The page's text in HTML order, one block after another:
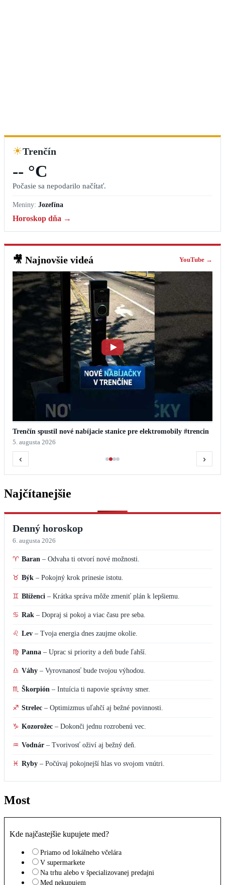
☀Trenčín
-- °C
Počasie sa nepodarilo načítať.
Meniny: Jozefína
Horoskop dňa →
🎥 Najnovšie videá YouTube →
Trenčín spustil nové nabíjacie stanice pre elektromobily #trencin
5. augusta 2026
‹ ›
Najčítanejšie
Denný horoskop
6. augusta 2026
♈ Baran – Odvaha ti otvorí nové možnosti.
♉ Býk – Pokojný krok prinesie istotu.
♊ Blíženci – Krátka správa môže zmeniť plán k lepšiemu.
♋ Rak – Dopraj si pokoj a viac času pre seba.
♌ Lev – Tvoja energia dnes zaujme okolie.
♍ Panna – Uprac si priority a deň bude ľahší.
♎ Váhy – Vyrovnanosť bude tvojou výhodou.
♏ Škorpión – Intuícia ti napovie správny smer.
♐ Strelec – Optimizmus uľahčí aj bežné povinnosti.
♑ Kozorožec – Dokonči jednu rozrobenú vec.
♒ Vodnár – Tvorivosť oživí aj bežný deň.
♓ Ryby – Počúvaj pokojnejší hlas vo svojom vnútri.
Most
Kde najčastejšie kupujete med?
Priamo od lokálneho včelára
V supermarkete
Na trhu alebo v špecializovanej predajni
Med nekupujem